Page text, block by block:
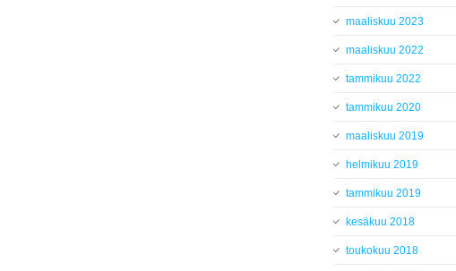
maaliskuu 2023
maaliskuu 2022
tammikuu 2022
tammikuu 2020
maaliskuu 2019
helmikuu 2019
tammikuu 2019
kesäkuu 2018
toukokuu 2018